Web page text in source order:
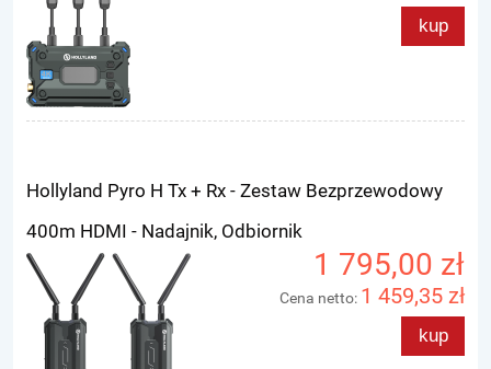
kup
Hollyland Pyro H Tx + Rx - Zestaw Bezprzewodowy
400m HDMI - Nadajnik, Odbiornik
1 795,00 zł
Cena netto: 1 459,35 zł
kup